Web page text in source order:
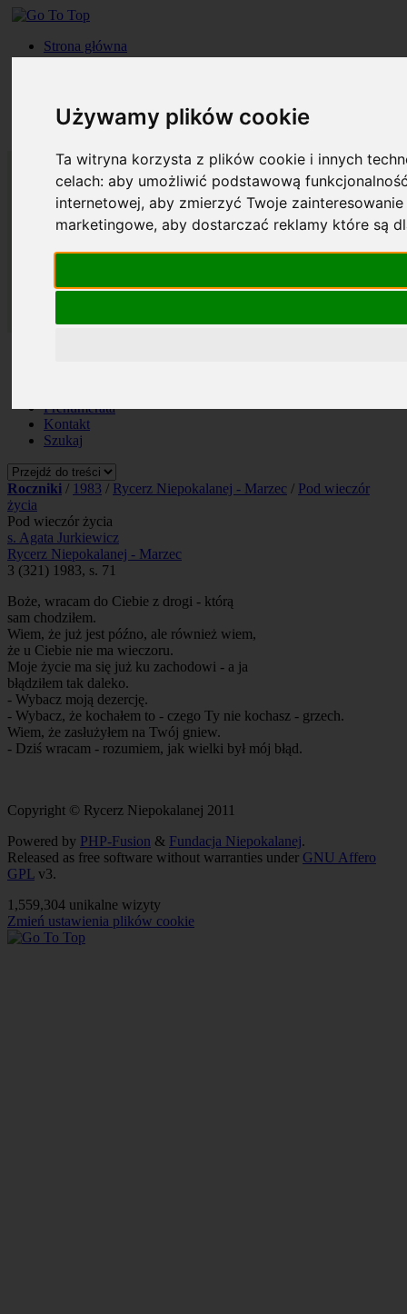
Używamy plików cookie
Ta witryna korzysta z plików cookie i innych
celach:aby umożliwić podstawową
internetowej,aby zmierzyć Twoje
marketingowe,aby dostarczać reklamy które są
Strona główna
Roczniki
Kontakt
Szukaj
Prenumerata
Kontakt
Szukaj
Roczniki / 1983 / Rycerz Niepokalanej - Marzec / Pod wieczór
życia
Pod wieczór życia
s. Agata Jurkiewicz
Rycerz Niepokalanej - Marzec
3 (321) 1983, s. 71
Boże, wracam do Ciebie z drogi - którą
sam chodziłem.
Wiem, że już jest późno, ale również wiem,
że u Ciebie nie ma wieczoru.
Moje życie ma się już ku zachodowi - a ja
błądziłem tak daleko.
- Wybacz moją dezercję.
- Wybacz, że kochałem to - czego Ty nie kochasz - grzech.
Wiem, że zasłużyłem na Twój gniew.
- Dziś wracam - rozumiem, jak wielki był mój błąd.
Copyright © Rycerz Niepokalanej 2011
Powered by PHP-Fusion & Fundacja Niepokalanej.
Released as free software without warranties under GNU Affero
GPL v3.
1,559,304 unikalne wizyty
Zmień ustawienia plików cookie